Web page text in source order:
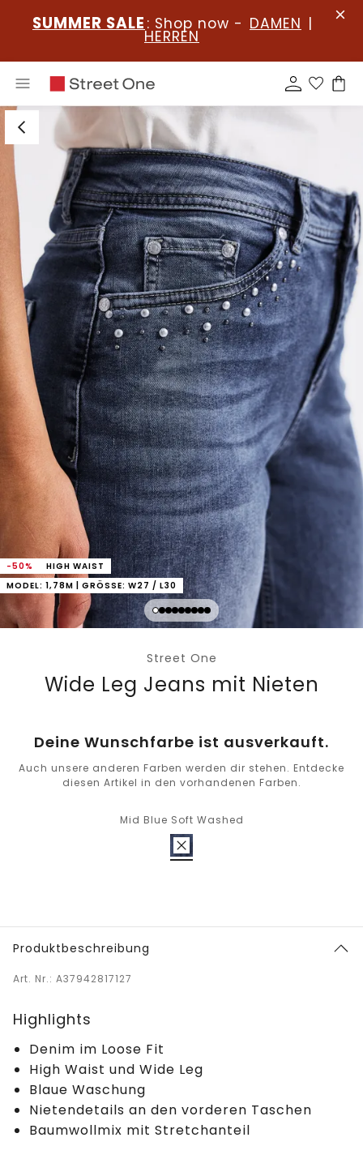
SUMMER SALE : Shop now - DAMEN |
HERREN
-50%
HIGH WAIST
MODEL: 1,78M | GRÖSSE: W27 / L30
Street One
Wide Leg Jeans mit Nieten
Deine Wunschfarbe ist ausverkauft.
Auch unsere anderen Farben werden dir stehen. Entdecke
diesen Artikel in den vorhandenen Farben.
Mid Blue Soft Washed
Produktbeschreibung
Art. Nr.: A37942817127
Highlights
Denim im Loose Fit
High Waist und Wide Leg
Blaue Waschung
Nietendetails an den vorderen Taschen
Baumwollmix mit Stretchanteil